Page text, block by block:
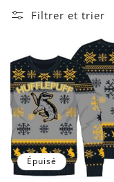
Filtrer et trier
Épuisé